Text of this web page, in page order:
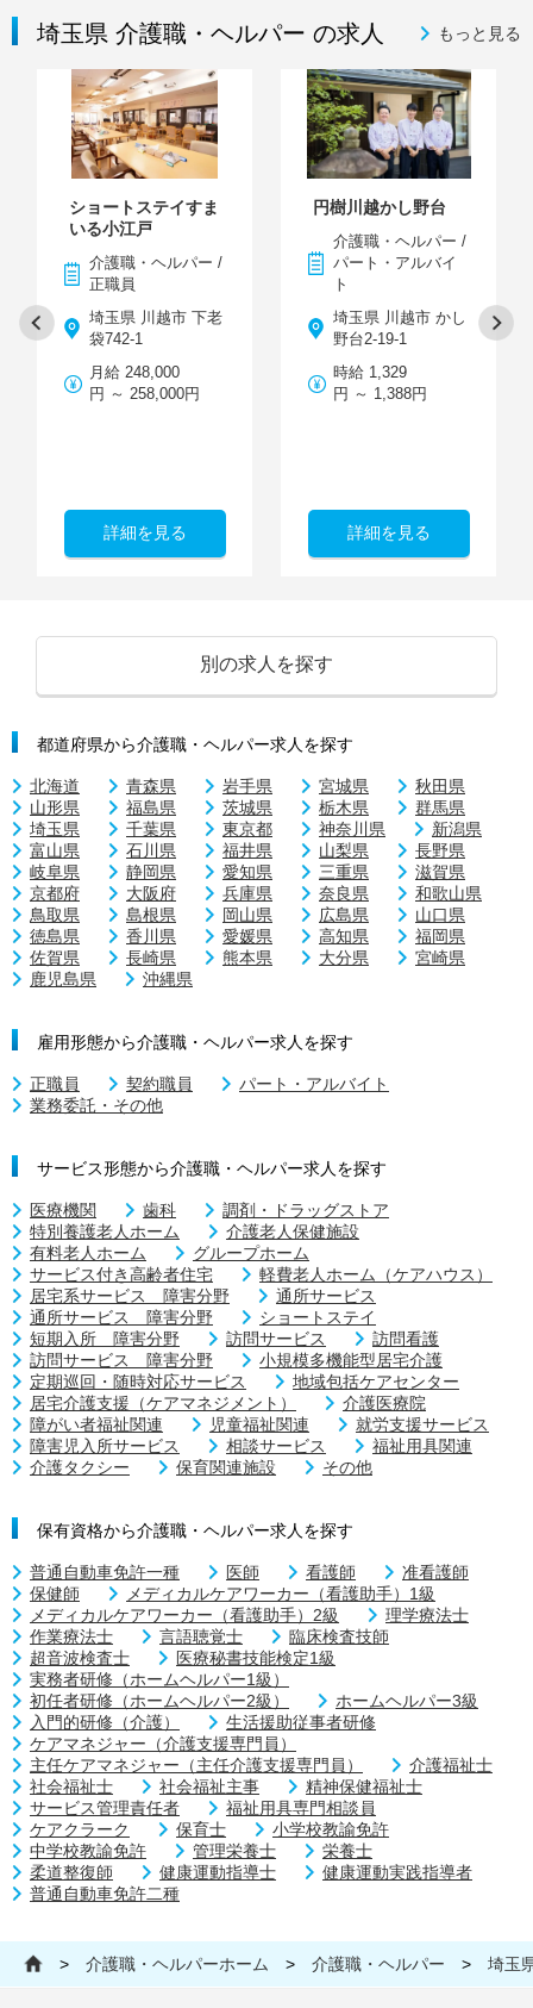
埼玉県 介護職・ヘルパー の求人 もっと見る
ショートステイすま
いる小江戸
介護職・ヘルパー /
正職員
埼玉県 川越市 下老
袋742-1
月給 248,000
円 ～ 258,000円
詳細を見る
円樹川越かし野台
介護職・ヘルパー /
パート・アルバイ
ト
埼玉県 川越市 かし
野台2-19-1
時給 1,329
円 ～ 1,388円
詳細を見る
別の求人を探す
都道府県から介護職・ヘルパー求人を探す
北海道 青森県 岩手県 宮城県
秋田県
山形県
福島県 茨城県 栃木県
群馬県
埼玉県
千葉県 東京都 神奈川県
新潟県
富山県
石川県 福井県 山梨県
長野県
岐阜県
静岡県 愛知県 三重県
滋賀県
京都府
大阪府 兵庫県 奈良県
和歌山県
鳥取県
島根県 岡山県 広島県
山口県
徳島県
香川県 愛媛県 高知県
福岡県
佐賀県
長崎県 熊本県 大分県
宮崎県
鹿児島県
沖縄県
雇用形態から介護職・ヘルパー求人を探す
正職員 契約職員
パート・アルバイト
業務委託・その他
サービス形態から介護職・ヘルパー求人を探す
医療機関 歯科
調剤・ドラッグストア
特別養護老人ホーム
介護老人保健施設
有料老人ホーム
グループホーム
サービス付き高齢者住宅
軽費老人ホーム（ケアハウス）
居宅系サービス 障害分野
通所サービス
通所サービス 障害分野
ショートステイ
短期入所 障害分野
訪問サービス
訪問看護
訪問サービス 障害分野
小規模多機能型居宅介護
定期巡回・随時対応サービス
地域包括ケアセンター
居宅介護支援（ケアマネジメント）
介護医療院
障がい者福祉関連
児童福祉関連
就労支援サービス
障害児入所サービス
相談サービス
福祉用具関連
介護タクシー
保育関連施設 その他
保有資格から介護職・ヘルパー求人を探す
普通自動車免許一種 医師 看護師
准看護師
保健師
メディカルケアワーカー（看護助手）1級
メディカルケアワーカー（看護助手）2級
理学療法士
作業療法士
言語聴覚士
臨床検査技師
超音波検査士
医療秘書技能検定1級
実務者研修（ホームヘルパー1級）
初任者研修（ホームヘルパー2級）
ホームヘルパー3級
入門的研修（介護）
生活援助従事者研修
ケアマネジャー（介護支援専門員）
主任ケアマネジャー（主任介護支援専門員）
介護福祉士
社会福祉士
社会福祉主事
精神保健福祉士
サービス管理責任者
福祉用具専門相談員
ケアクラーク
保育士
小学校教諭免許
中学校教諭免許
管理栄養士
栄養士
柔道整復師
健康運動指導士
健康運動実践指導者
普通自動車免許二種
> 介護職・ヘルパーホーム > 介護職・ヘルパー > 埼玉